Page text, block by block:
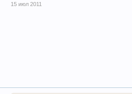
15 июл 2011